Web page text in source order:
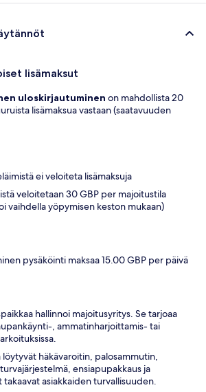
lisämaksut
uloskirjautuminen on mahdollista 20
lisämaksua vastaan (saatavuuden
ei veloiteta lisämaksuja
veloitetaan 30 GBP per majoitustila
vaihdella yöpymisen keston mukaan)
pysäköinti maksaa 15.00 GBP per päivä
hallinnoi majoitusyritys. Se tarjoaa
, ammatinharjoittamis- tai
löytyvät häkävaroitin, palosammutin,
ensiapupakkaus ja
takaavat asiakkaiden turvallisuuden.